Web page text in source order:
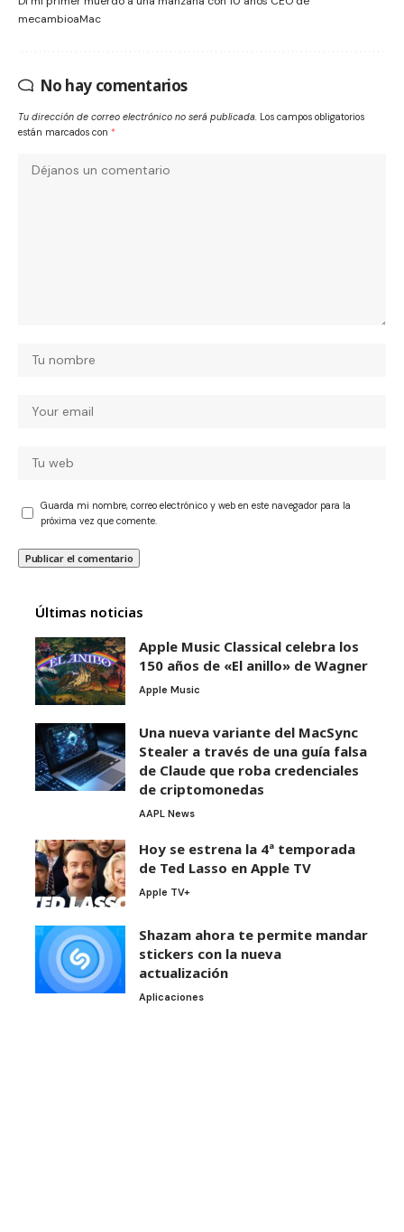
mecambioaMac
No hay comentarios
Tu dirección de correo electrónico no será publicada. Los campos obligatorios
están marcados con *
Guarda mi nombre, correo electrónico y web en este navegador para la
próxima vez que comente.
Últimas noticias
Apple Music Classical celebra los
150 años de «El anillo» de Wagner
Apple Music
Una nueva variante del MacSync
Stealer a través de una guía falsa
de Claude que roba credenciales
de criptomonedas
AAPL News
Hoy se estrena la 4ª temporada
de Ted Lasso en Apple TV
Apple TV+
Shazam ahora te permite mandar
stickers con la nueva
actualización
Aplicaciones